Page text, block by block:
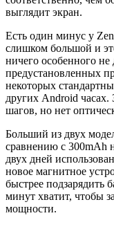
выглядит экран.
Есть один минус у
слишком большой и
ничего особенного
предустановленных
некоторых
других Android часах.
шагов, но нет
Больший из двух
сравнению с 300mAh
двух дней
новое магнитное
быстрее подзарядить
минут хватит, чтобы
мощности.